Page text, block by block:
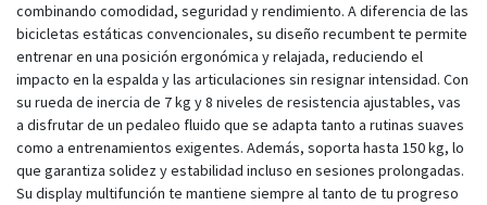
combinando comodidad, seguridad y rendimiento. A diferencia de las
bicicletas estáticas convencionales, su diseño recumbent te permite
entrenar en una posición ergonómica y relajada, reduciendo el
impacto en la espalda y las articulaciones sin resignar intensidad. Con
su rueda de inercia de 7 kg y 8 niveles de resistencia ajustables, vas
a disfrutar de un pedaleo fluido que se adapta tanto a rutinas suaves
como a entrenamientos exigentes. Además, soporta hasta 150 kg, lo
que garantiza solidez y estabilidad incluso en sesiones prolongadas.
Su display multifunción te mantiene siempre al tanto de tu progreso